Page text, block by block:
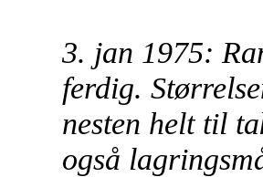
3. jan 1975:
ferdig.
nesten helt til
også